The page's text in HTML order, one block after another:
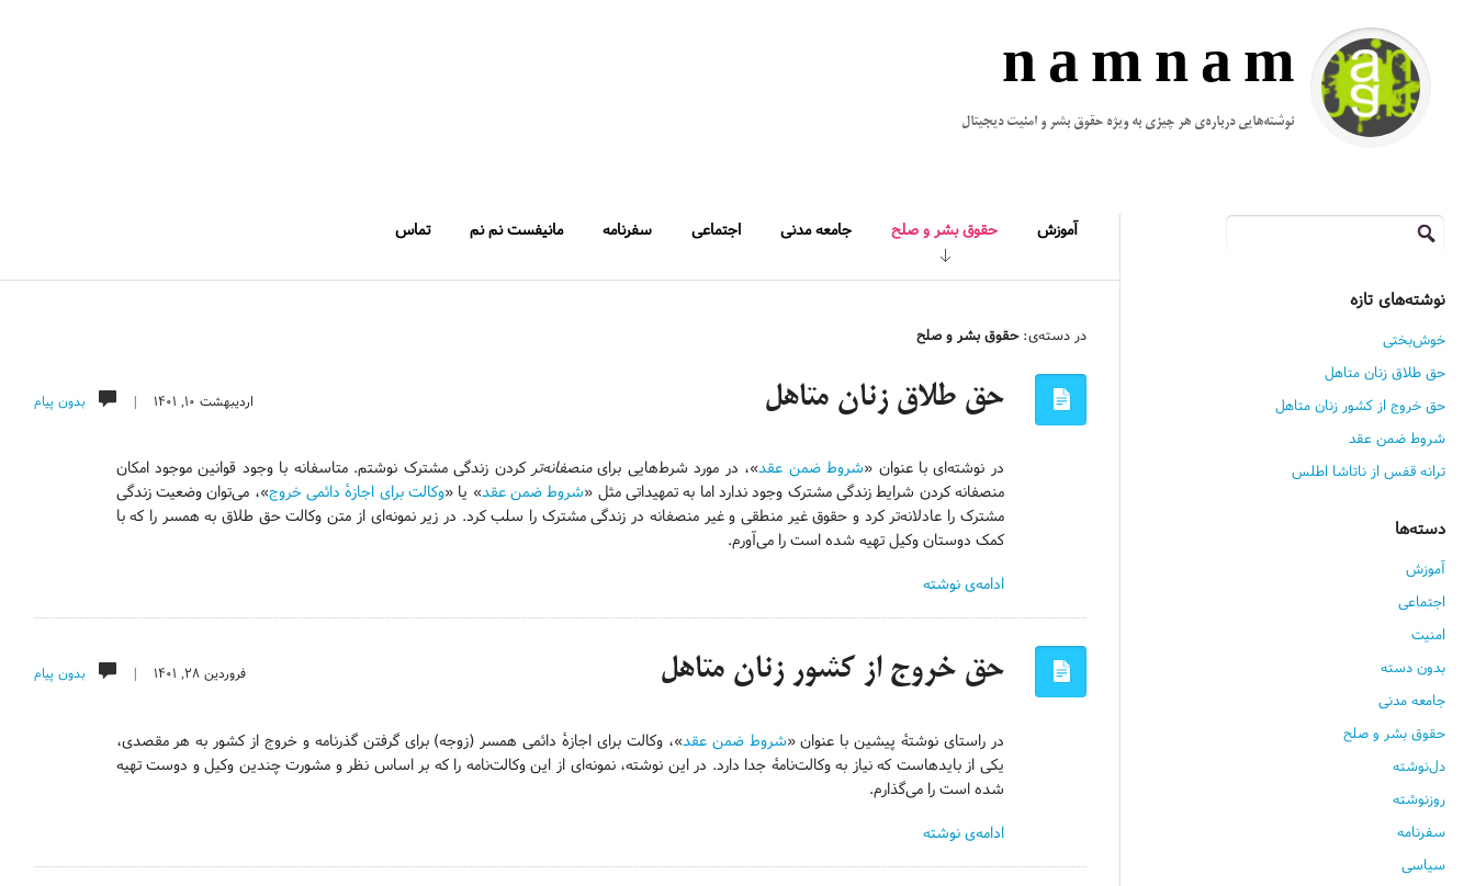
n a m n a m
نوشته‌هایی درباره‌ی هر چیزی به ویژه حقوق بشر و امنیت دیجیتال
آموزش حقوق بشر و صلح جامعه مدنی اجتماعی سفرنامه مانیفست نم نم تماس
در دسته‌ی:حقوق بشر و صلح
اردیبهشت ۱۰, ۱۴۰۱ | بدون پیام حق طلاق زنان متاهل
در نوشته‌ای با عنوان «شروط ضمن عقد»، در مورد شرط‌هایی برایمنصفانه‌تر کردن زندگی مشترک نوشتم. متاسفانه با وجود قوانین موجود امکان
منصفانه کردن شرایط زندگی مشترک وجود ندارد اما به تمهیداتی مثل «شروط ضمن عقد» یا «وکالت برای اجازهٔ دائمی خروج»، می‌توان وضعیت زندگی
مشترک را عادلانه‌تر کرد و حقوق غیر منطقی و غیر منصفانه در زندگی مشترک را سلب کرد. در زیر نمونه‌ای از متن وکالت حق طلاق به همسر را که با
کمک دوستان وکیل تهیه شده است را می‌آورم.
ادامه‌ی نوشته
فروردین ۲۸, ۱۴۰۱ | بدون پیام حق خروج از کشور زنان متاهل
در راستای نوشتهٔ پیشین با عنوان «شروط ضمن عقد»، وکالت برای اجازهٔ دائمی همسر (زوجه) برای گرفتن گذرنامه و خروج از کشور به هر مقصدی،
یکی از بایدهاست که نیاز به وکالت‌نامهٔ جدا دارد. در این نوشته، نمونه‌ای از این وکالت‌نامه را که بر اساس نظر و مشورت چندین وکیل و دوست تهیه
شده است را می‌گذارم.
ادامه‌ی نوشته
جستجو
برای:
نوشته‌های تازه
خوش‌بختی
حق طلاق زنان متاهل
حق خروج از کشور زنان متاهل
شروط ضمن عقد
ترانه قفس از ناتاشا اطلس
دسته‌ها
آموزش
اجتماعی
امنیت
بدون دسته
جامعه مدنی
حقوق بشر و صلح
دل‌نوشته
روزنوشته
سفرنامه
سیاسی